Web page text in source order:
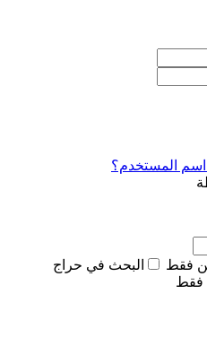
المستخدم؟
فقط
البحث في حراج
فقط